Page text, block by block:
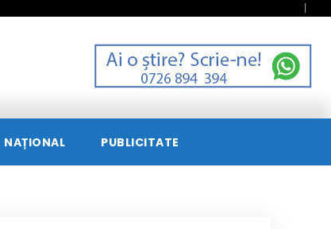
NAȚIONAL PUBLICITATE